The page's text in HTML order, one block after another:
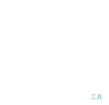
工具